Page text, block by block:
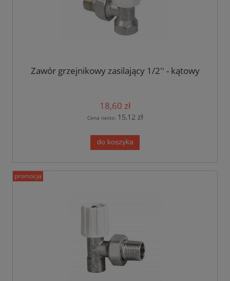
Zawór grzejnikowy zasilający 1/2'' - kątowy
18,60 zł
Cena netto: 15,12 zł
do koszyka
promocja